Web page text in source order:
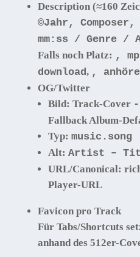
Description(≈160
©Jahr,
mm:ss / Genre /
Falls noch Platz: ,
download, ,
OG/Twitter
Bild: Track-Cover
Fallback Album-
Typ: music.song
Alt: Artist –
URL/Canonical:
Player-URL
Favicon pro Track
Für Tabs/Shortcuts
anhand des 512er-